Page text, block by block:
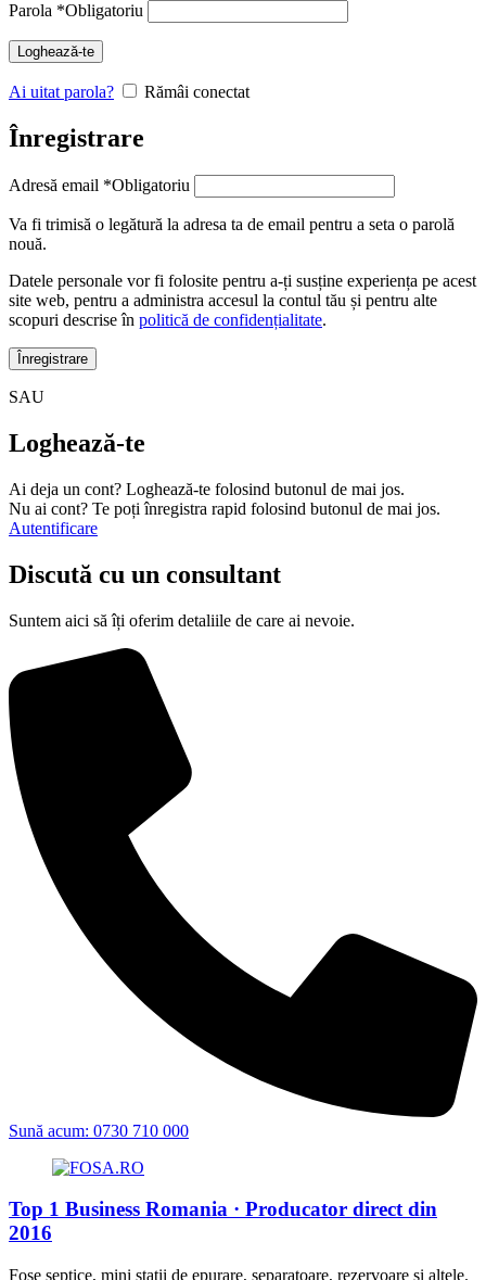
Parola *Obligatoriu
Loghează-te
Ai uitat parola? Rămâi conectat
Înregistrare
Adresă email *Obligatoriu
Va fi trimisă o legătură la adresa ta de email pentru a seta o parolă
nouă.
Datele personale vor fi folosite pentru a-ți susține experiența pe acest
site web, pentru a administra accesul la contul tău și pentru alte
scopuri descrise în politică de confidențialitate.
Înregistrare
SAU
Loghează-te
Ai deja un cont? Loghează-te folosind butonul de mai jos.
Nu ai cont? Te poți înregistra rapid folosind butonul de mai jos.
Autentificare
Discută cu un consultant
Suntem aici să îți oferim detaliile de care ai nevoie.
Sună acum: 0730 710 000
Top 1 Business Romania · Producator direct din
2016
Fose septice, mini statii de epurare, separatoare, rezervoare si altele.